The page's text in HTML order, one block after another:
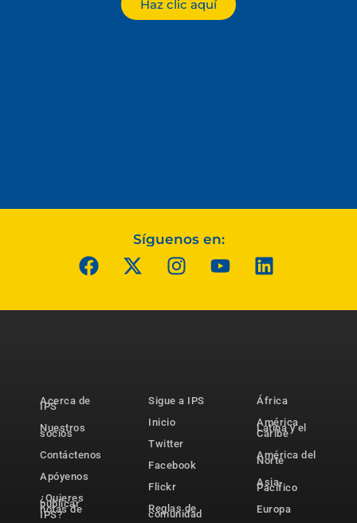
Haz clic aquí
Síguenos en:
Acerca de
IPS
Nuestros
socios
Contáctenos
Apóyenos
¿Quieres
publicar
notas de
IPS?
Sigue a IPS
Inicio
Twitter
Facebook
Flickr
Reglas de
comunidad
África
América
Latina y el
Caribe
América del
Norte
Asia-
Pacífico
Europa